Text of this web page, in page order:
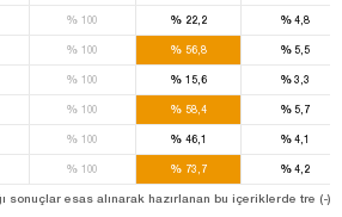
%100 % 22,2 %4,8
%100 % 56,8 %5,5
%100 % 15,6 %3,3
%100 % 58,4 %5,7
%100 % 46,1 %4,1
%100 % 73,7 %4,2
sonuçlar esas alınarak hazırlanan bu içeriklerde tre